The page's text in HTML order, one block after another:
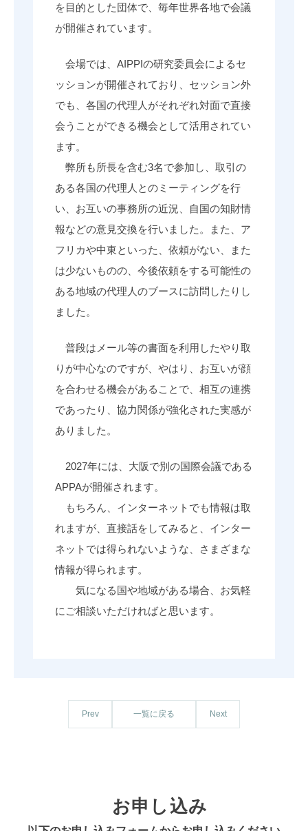
を目的とした団体で、毎年世界各地で会議
が開催されています。
会場では、AIPPIの研究委員会によるセ
ッションが開催されており、セッション外
でも、各国の代理人がそれぞれ対面で直接
会うことができる機会として活用されてい
ます。
弊所も所長を含む3名で参加し、取引の
ある各国の代理人とのミーティングを行
い、お互いの事務所の近況、自国の知財情
報などの意見交換を行いました。また、ア
フリカや中東といった、依頼がない、また
は少ないものの、今後依頼をする可能性の
ある地域の代理人のブースに訪問したりし
ました。
普段はメール等の書面を利用したやり取
りが中心なのですが、やはり、お互いが顔
を合わせる機会があることで、相互の連携
であったり、協力関係が強化された実感が
ありました。
2027年には、大阪で別の国際会議である
APPAが開催されます。
もちろん、インターネットでも情報は取
れますが、直接話をしてみると、インター
ネットでは得られないような、さまざまな
情報が得られます。
気になる国や地域がある場合、お気軽
にご相談いただければと思います。
Prev 一覧に戻る Next
お申し込み